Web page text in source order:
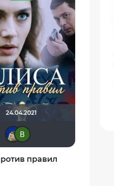
24.04.2021
правил